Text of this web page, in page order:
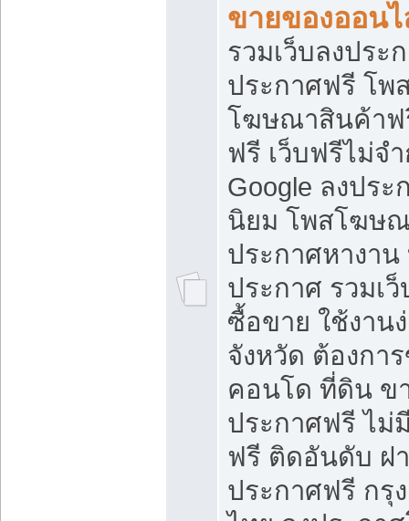
ขายของออน
รวมเว็บลงประ
ประกาศฟรี โพ
โฆษณาสินค้าฟ
ฟรี เว็บฟรีไม่จ
Google ลงปร
นิยม โพสโฆษ
ประกาศหางาน
ประกาศ รวมเ
ซื้อขาย ใช้งาน
จังหวัด ต้องกา
คอนโด ที่ดิน ข
ประกาศฟรี ไม่
ฟรี ติดอันดับ ฝ
ประกาศฟรี กรุ